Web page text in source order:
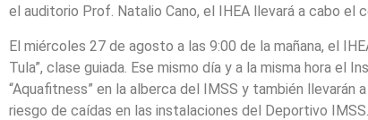
el auditorio Prof. Natalio Cano, el IHEA llevará a cabo el
El miércoles 27 de agosto a las 9:00 de la mañana, el
Tula”, clase guiada. Ese mismo día y a la misma hora el
“Aquafitness” en la alberca del IMSS y también llevarán
riesgo de caídas en las instalaciones del Deportivo IMSS.